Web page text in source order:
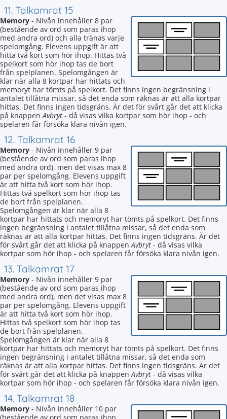
11. Talkamrat 15
Memory - Nivån innehåller 8 par
(bestående av ord som paras ihop
med andra ord) och alla tränas varje
spelomgång. Elevens uppgift är att
hitta två kort som hör ihop. Hittas två
spelkort som hör ihop tas de bort
från spelplanen. Spelomgången är
klar när alla 8 kortpar har hittats och
memoryt har tömts på spelkort. Det finns ingen begränsning i
antalet tillåtna missar, så det enda som räknas är att alla kortpar
hittas. Det finns ingen tidsgräns. Är det för svårt går det att klicka
på knappenAvbryt - då visas vilka kortpar som hör ihop - och
spelaren får försöka klara nivån igen.
12. Talkamrat 16
Memory - Nivån innehåller 9 par
(bestående av ord som paras ihop
med andra ord), men det visas max 8
par per spelomgång. Elevens uppgift
är att hitta två kort som hör ihop.
Hittas två spelkort som hör ihop tas
de bort från spelplanen.
Spelomgången är klar när alla 8
kortpar har hittats och memoryt har tömts på spelkort. Det finns
ingen begränsning i antalet tillåtna missar, så det enda som
räknas är att alla kortpar hittas. Det finns ingen tidsgräns. Är det
för svårt går det att klicka på knappenAvbryt - då visas vilka
kortpar som hör ihop - och spelaren får försöka klara nivån igen.
13. Talkamrat 17
Memory - Nivån innehåller 9 par
(bestående av ord som paras ihop
med andra ord), men det visas max 8
par per spelomgång. Elevens uppgift
är att hitta två kort som hör ihop.
Hittas två spelkort som hör ihop tas
de bort från spelplanen.
Spelomgången är klar när alla 8
kortpar har hittats och memoryt har tömts på spelkort. Det finns
ingen begränsning i antalet tillåtna missar, så det enda som
räknas är att alla kortpar hittas. Det finns ingen tidsgräns. Är det
för svårt går det att klicka på knappenAvbryt - då visas vilka
kortpar som hör ihop - och spelaren får försöka klara nivån igen.
14. Talkamrat 18
Memory - Nivån innehåller 10 par